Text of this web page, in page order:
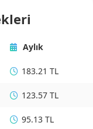
Aylık
183.21 TL
123.57 TL
95.13 TL